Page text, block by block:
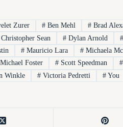
Zurer # Ben Mehl # Brad
Christopher Sean # Dylan Arnold #
# Mauricio Lara # Michaela
Foster # Scott Speedman #
Winkle # Victoria Pedretti # You